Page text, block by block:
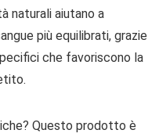
naturali aiutano a
più equilibrati, grazie
che favoriscono la
Questo prodotto è